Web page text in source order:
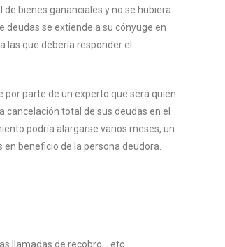
bienes gananciales y no se hubiera
deudas se extiende a su cónyuge en
las que debería responder el
parte de un experto que será quien
cancelación total de sus deudas en el
podría alargarse varios meses, un
beneficio de la persona deudora.
llamadas de recobro… etc.